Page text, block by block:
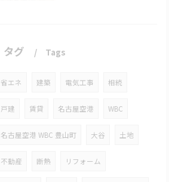
タグ Tags
省エネ 建築 電気工事 相続
戸建 賃貸 名古屋空港 WBC
名古屋空港 WBC 豊山町 大谷 土地
不動産 断熱 リフォーム